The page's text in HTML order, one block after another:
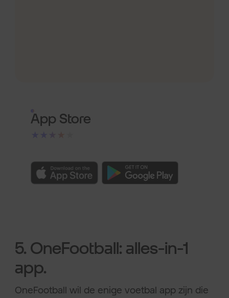
App Store
5. OneFootball: alles-in-1
app.
OneFootball wil de enige voetbal app zijn die